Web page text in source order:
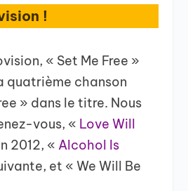
!
« Set Me Free »
quatrième chanson
» dans le titre. Nous
vous, « Love Will
2012, « Alcohol Is
et « We Will Be